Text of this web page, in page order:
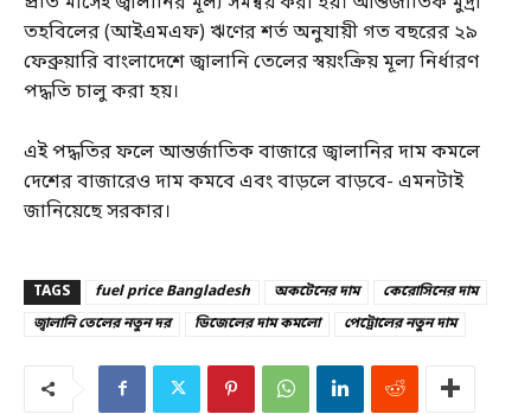
তহবিলের (আইএমএফ) ঋণের শর্ত অনুযায়ী গত বছরের ২৯
ফেব্রুয়ারি বাংলাদেশে জ্বালানি তেলের স্বয়ংক্রিয় মূল্য নির্ধারণ
পদ্ধতি চালু করা হয়।
এই পদ্ধতির ফলে আন্তর্জাতিক বাজারে জ্বালানির দাম কমলে
দেশের বাজারেও দাম কমবে এবং বাড়লে বাড়বে- এমনটাই
জানিয়েছে সরকার।
TAGS fuel price Bangladesh অকটেনের দাম
কেরোসিনের দাম
জ্বালানি তেলের নতুন দর
ডিজেলের দাম কমলো পেট্রোলের নতুন দাম